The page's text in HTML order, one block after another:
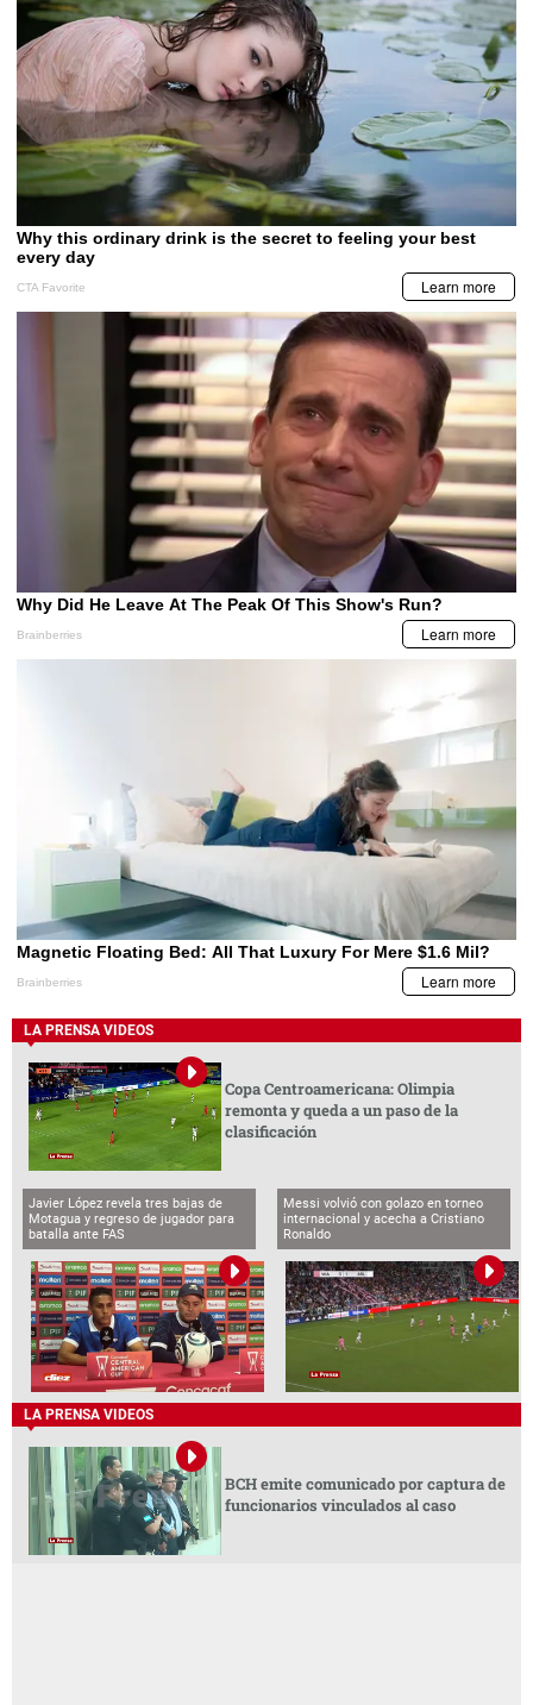
LA PRENSA VIDEOS
Copa Centroamericana: Olimpia
remonta y queda a un paso de la
clasificación
Javier López revela tres bajas de
Motagua y regreso de jugador para
batalla ante FAS
Messi volvió con golazo en torneo
internacional y acecha a Cristiano
Ronaldo
LA PRENSA VIDEOS
BCH emite comunicado por captura de
funcionarios vinculados al caso